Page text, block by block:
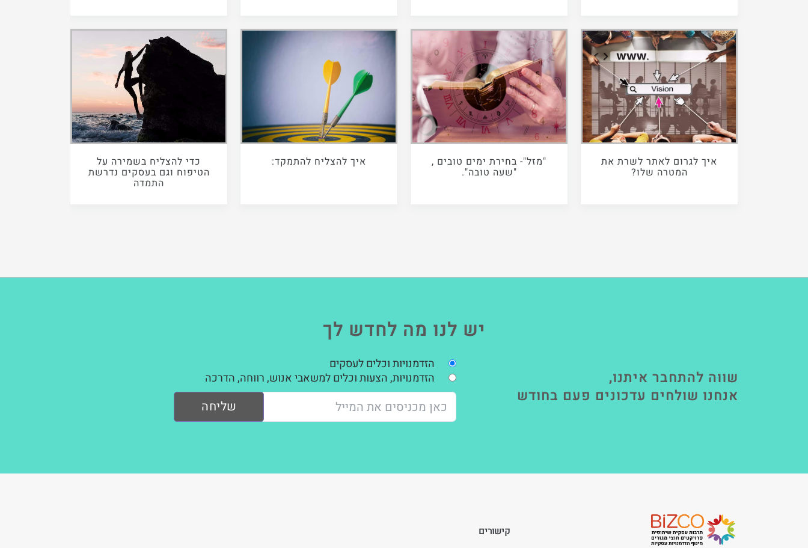
איך לגרום לאתר לשרת את
המטרה שלו?
"מזל"- בחירת ימים טובים ,
"שעה טובה".
איך להצליח להתמקד: כדי להצליח בשמירה על
הטיפוח וגם בעסקים נדרשת
התמדה
יש לנו מה לחדש לך
שווה להתחבר איתנו,
אנחנו שולחים עדכונים פעם בחודש
הזדמנויות וכלים לעסקים
הזדמנויות, הצעות וכלים למשאבי אנוש, רווחה, הדרכה
שליחה
קישורים